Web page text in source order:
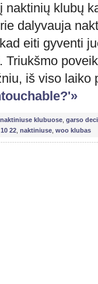
naktinių klubų
dalyvauja
eiti gyventi
iš viso laiko
klubuose garso
22 naktiniuse woo klubas